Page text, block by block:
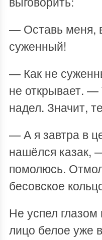
— Оставь меня,
суженный!
— Как не
не открывает. —
надел. Значит,
— А я завтра в
нашёлся казак,
помолюсь.
бесовское
Не успел глазом
лицо белое уже